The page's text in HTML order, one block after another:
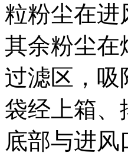
粒粉尘在进
其余粉尘在
过滤区，吸
袋经上箱、
底部与进